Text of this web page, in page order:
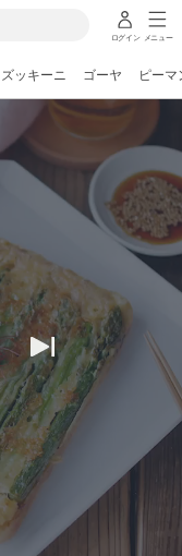
ログイン メニュー
ズッキーニ ゴーヤ ピーマ